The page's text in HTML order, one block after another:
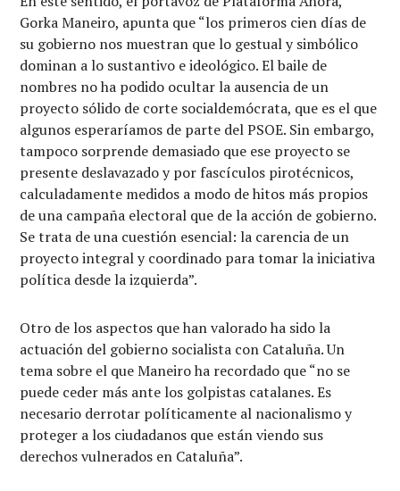
Gorka Maneiro, apunta que “los primeros cien días de
su gobierno nos muestran que lo gestual y simbólico
dominan a lo sustantivo e ideológico. El baile de
nombres no ha podido ocultar la ausencia de un
proyecto sólido de corte socialdemócrata, que es el que
algunos esperaríamos de parte del PSOE. Sin embargo,
tampoco sorprende demasiado que ese proyecto se
presente deslavazado y por fascículos pirotécnicos,
calculadamente medidos a modo de hitos más propios
de una campaña electoral que de la acción de gobierno.
Se trata de una cuestión esencial: la carencia de un
proyecto integral y coordinado para tomar la iniciativa
política desde la izquierda”.
Otro de los aspectos que han valorado ha sido la
actuación del gobierno socialista con Cataluña. Un
tema sobre el que Maneiro ha recordado que “no se
puede ceder más ante los golpistas catalanes. Es
necesario derrotar políticamente al nacionalismo y
proteger a los ciudadanos que están viendo sus
derechos vulnerados en Cataluña”.